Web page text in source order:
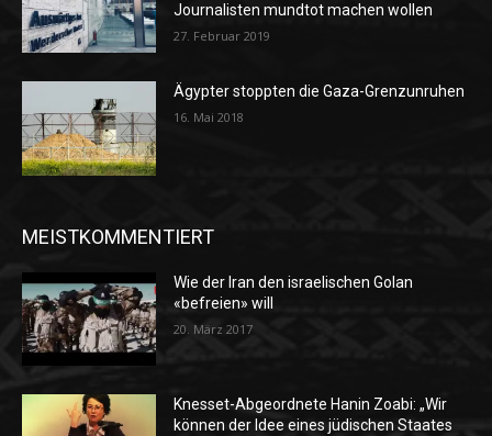
Journalisten mundtot machen wollen
27. Februar 2019
Ägypter stoppten die Gaza-Grenzunruhen
16. Mai 2018
MEISTKOMMENTIERT
Wie der Iran den israelischen Golan
«befreien» will
20. März 2017
Knesset-Abgeordnete Hanin Zoabi: „Wir
können der Idee eines jüdischen Staates